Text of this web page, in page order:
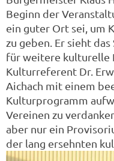
Beginn der
ein guter Ort sei, um
zu geben. Er sieht
für weitere kulturelle
Kulturreferent Dr.
Aichach mit einem
Kulturprogramm
Vereinen zu
aber nur ein
der lang ersehnten